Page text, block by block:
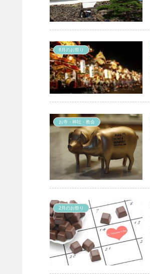
8月のお祭り
お寺・神社・教会
2月のお祭り